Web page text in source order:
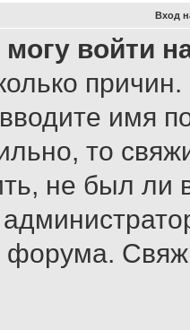
Вход
войти
имя
то
не был ли